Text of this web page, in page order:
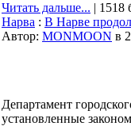
Читать дальше... | 1518
Нарва : В Нарве
Автор: MONMOON в
Департамент
установленные